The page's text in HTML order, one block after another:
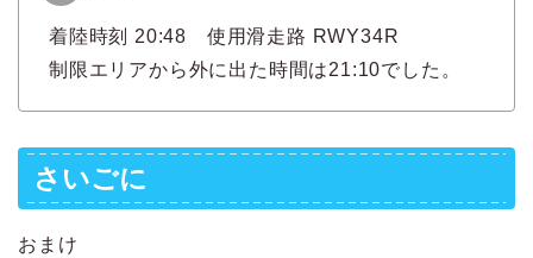
着陸時刻 20:48 使用滑走路 RWY34R
制限エリアから外に出た時間は21:10でした。
さいごに
おまけ